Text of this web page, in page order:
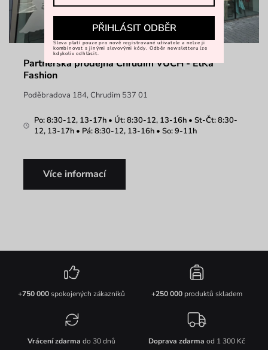
Partnerská prodejna Chrudim VUCH - ElKa
Fashion
Poděbradova 184, Chrudim 537 01
Po: 8:30-12, 13-17h • Út: 8:30-12, 13-16h • St-Čt: 8:30-
12, 13-17h • Pá: 8:30-12, 13-16h • So: 9-11h
Více informací
+750 000spokojených zákazníků +250 000produktů skladem
Vrácení zdarma do 30 dnů Doprava zdarma od 1 300 Kč
PŘIHLÁSIT ODBĚR
Sleva platí pouze pro nově registrované uživatele a nelze ji
kombinovat s jinými slevovými kódy. Odběr newsletteru lze
kdykoliv odhlásit.